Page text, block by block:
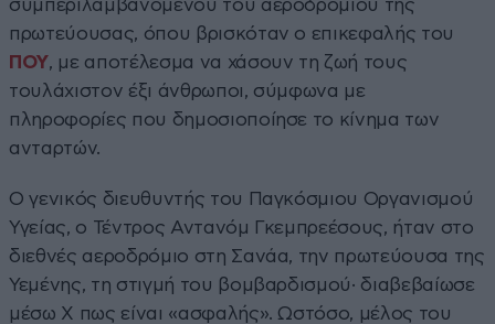
συμπεριλαμβανομένου του αεροδρομίου της
πρωτεύουσας, όπου βρισκόταν ο επικεφαλής του
ΠΟΥ, με αποτέλεσμα να χάσουν τη ζωή τους
τουλάχιστον έξι άνθρωποι, σύμφωνα με
πληροφορίες που δημοσιοποίησε το κίνημα των
ανταρτών.
Ο γενικός διευθυντής του Παγκόσμιου Οργανισμού
Υγείας, ο Τέντρος Αντανόμ Γκεμπρεέσους, ήταν στο
διεθνές αεροδρόμιο στη Σανάα, την πρωτεύουσα της
Υεμένης, τη στιγμή του βομβαρδισμού· διαβεβαίωσε
μέσω X πως είναι «ασφαλής». Ωστόσο, μέλος του